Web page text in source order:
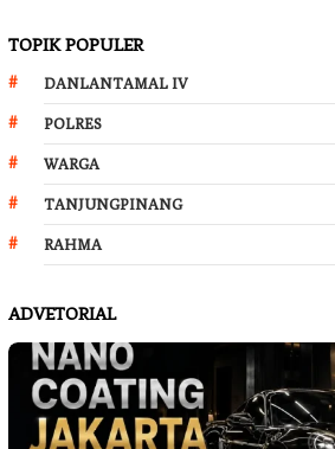
TOPIK POPULER
DANLANTAMAL IV
POLRES
WARGA
TANJUNGPINANG
RAHMA
ADVETORIAL